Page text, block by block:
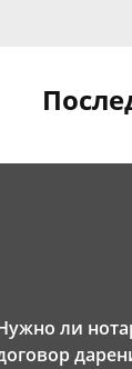
ли